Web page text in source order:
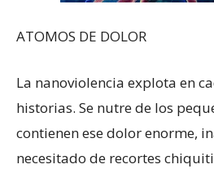
ATOMOS DE DOLOR
La nanoviolencia explota en
historias. Se nutre de los
contienen ese dolor enorme,
necesitado de recortes